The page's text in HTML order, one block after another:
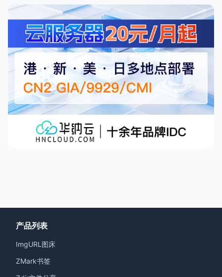
产品列表
ImgURL图床
ZMark书签